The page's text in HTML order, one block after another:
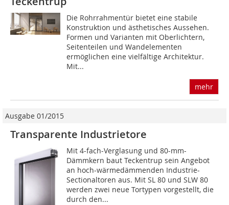
Die Rohrrahmentür bietet eine stabile
Konstruktion und ästhetisches Aussehen.
Formen und Varianten mit Oberlichtern,
Seitenteilen und Wandelementen
ermöglichen eine vielfältige Architektur.
Mit...
mehr
Ausgabe 01/2015
Transparente Industrietore
Mit 4-fach-Verglasung und 80-mm-
Dämmkern baut Teckentrup sein Angebot
an hoch-wärmedämmenden Industrie-
Sectionaltoren aus. Mit SL 80 und SLW 80
werden zwei neue Tortypen vorgestellt, die
durch den...